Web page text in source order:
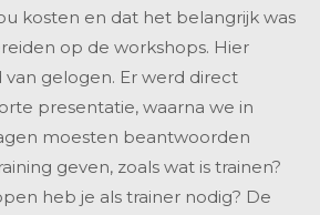
kosten en dat het belangrijk was
op de workshops. Hier
gelogen. Er werd direct
presentatie, waarna we in
moesten beantwoorden
geven, zoals wat is trainen?
heb je als trainer nodig? De